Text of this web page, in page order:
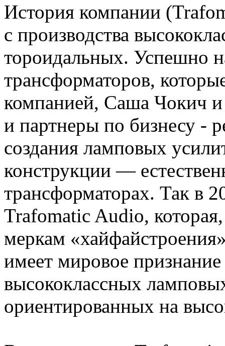
История компании
с производства
тороидальных. Успешно
трансформаторов,
компанией, Саша Чокич
и партнеры по бизнесу -
создания ламповых
конструкции —
трансформаторах. Так в
Trafomatic Audio,
меркам
имеет мировое признание
высококлассных
ориентированных на